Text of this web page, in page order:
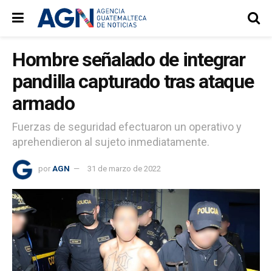
Hombre señalado de integrar
pandilla capturado tras ataque
armado
Fuerzas de seguridad efectuaron un operativo y
aprehendieron al sujeto inmediatamente.
por AGN 31 de marzo de 2022